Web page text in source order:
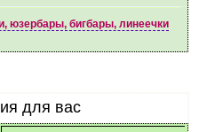
юзербары, бигбары, линеечки
для вас